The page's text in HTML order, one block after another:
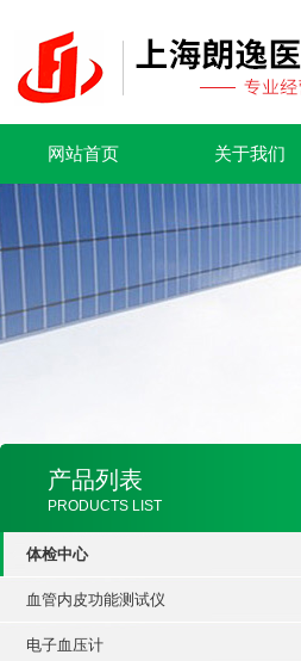
网站首页 关于我们
产品列表
PRODUCTS LIST
体检中心
血管内皮功能测试仪
电子血压计